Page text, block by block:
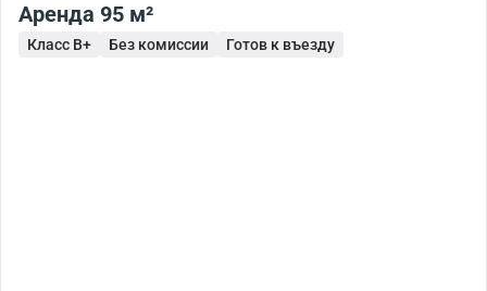
Аренда 95 м²
Класс B+ Без комиссии Готов к въезду